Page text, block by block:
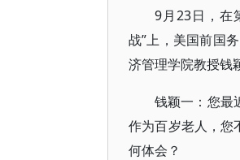
9月23日，在
战”上，美国前国
济管理学院教授钱
钱颖一：您最
作为百岁老人，您
何体会？